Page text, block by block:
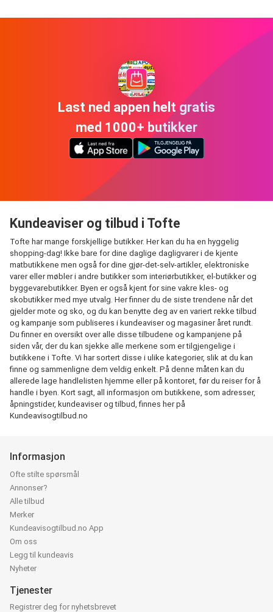
Last ned appen helt gratis
med 1000+ butikker
Kundeaviser og tilbud i Tofte
Tofte har mange forskjellige butikker. Her kan du ha en hyggelig
shopping-dag! Ikke bare for dine daglige dagligvarer i de kjente
matbutikkene men også for dine gjør-det-selv-artikler, elektroniske
varer eller møbler i andre butikker som interiørbutikker, el-butikker og
byggevarebutikker. Byen er også kjent for sine vakre kles- og
skobutikker med mye utvalg. Her finner du de siste trendene når det
gjelder mote og sko, og du kan benytte deg av en variert rekke tilbud
og kampanje som publiseres i kundeaviser og magasiner året rundt.
Du finner en oversikt over alle disse tilbudene og kampanjene på
siden vår, der du kan sjekke alle merkene som er tilgjengelige i
butikkene i Tofte. Vi har sortert disse i ulike kategorier, slik at du kan
finne og sammenligne dem veldig enkelt. På denne måten kan du
allerede lage handlelisten hjemme eller på kontoret, før du reiser for å
handle i byen. Kort sagt, all informasjon om butikkene, som adresser,
åpningstider, kundeaviser og tilbud, finnes her på
Kundeavisogtilbud.no
Informasjon
Ofte stilte spørsmål
Annonser?
Alle tilbud
Merker
Kundeavisogtilbud.no App
Om oss
Legg til kundeavis
Nyheter
Tjenester
Registrer deg for nyhetsbrevet